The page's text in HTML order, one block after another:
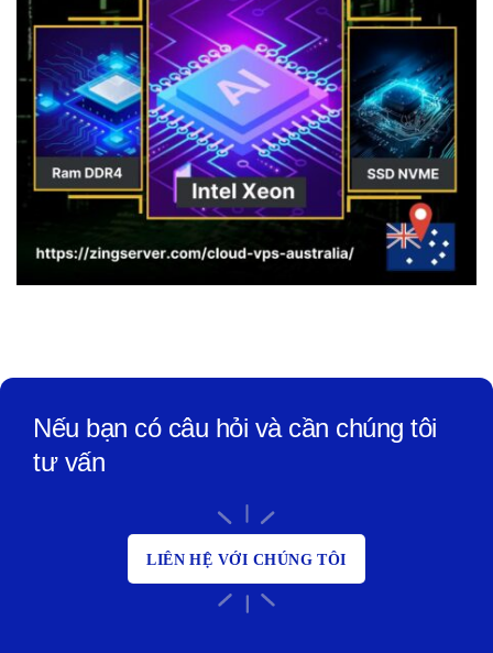
Nếu bạn có câu hỏi và cần chúng tôi
tư vấn
LIÊN HỆ VỚI CHÚNG TÔI